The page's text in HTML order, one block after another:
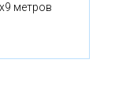
метров